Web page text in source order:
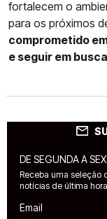
fortalecem o
para os próximos
comprometido
e seguir em
DE SEGUNDA A
Receba uma seleção
notícias de última
Email